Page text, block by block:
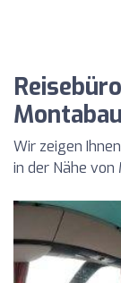
Wir zeigen
in der Nähe